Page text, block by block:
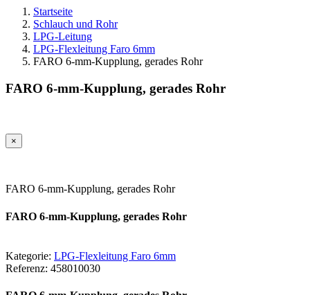
Startseite
Schlauch und Rohr
LPG-Leitung
LPG-Flexleitung Faro 6mm
FARO 6-mm-Kupplung, gerades Rohr
FARO 6-mm-Kupplung, gerades Rohr
×
FARO 6-mm-Kupplung, gerades Rohr
FARO 6-mm-Kupplung, gerades Rohr
Kategorie: LPG-Flexleitung Faro 6mm
Referenz: 458010030